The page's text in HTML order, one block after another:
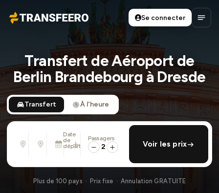
Transfeero
Se connecter
Transfert de Aéroport de
Berlin Brandebourg à Dresde
Transfert À l'heure
Adresse, aéroport, hôtel, ...
Adresse, aéroport, hôtel, ...
Date
de
départ
Dim. 9 Août · 01:45 PM
ajouter retour
Passagers
2 Voir les prix
Plus de 100 pays · Prix fixe · Annulation GRATUITE